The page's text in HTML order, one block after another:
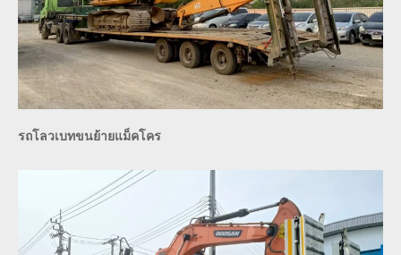
รถโลวเบทขนย้ายแม็คโคร